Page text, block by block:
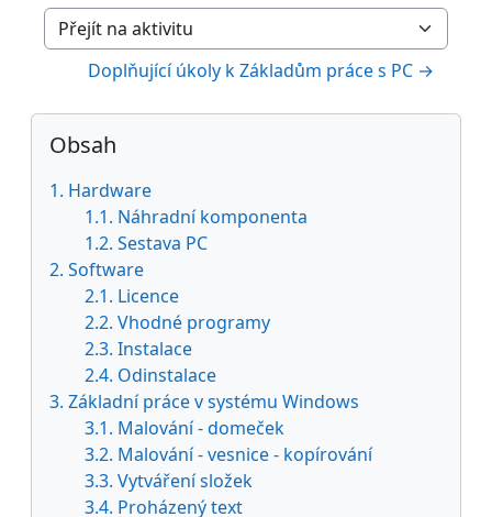
Přejít na aktivitu
Doplňující úkoly k Základům práce s PC →
Bloky
Přeskočit: Obsah
Obsah
1. Hardware
1.1. Náhradní komponenta
1.2. Sestava PC
2. Software
2.1. Licence
2.2. Vhodné programy
2.3. Instalace
2.4. Odinstalace
3. Základní práce v systému Windows
3.1. Malování - domeček
3.2. Malování - vesnice - kopírování
3.3. Vytváření složek
3.4. Proházený text